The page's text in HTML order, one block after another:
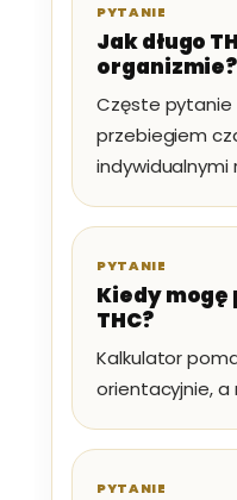
PYTANIE
Jak długo
organizmie?
Częste pytanie
przebiegiem
indywidualnymi
PYTANIE
Kiedy mogę
THC?
Kalkulator
orientacyjnie, a
PYTANIE